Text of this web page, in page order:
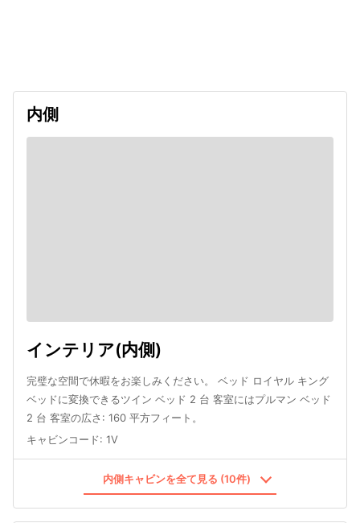
内側
インテリア(内側)
完璧な空間で休暇をお楽しみください。 ベッド ロイヤル キング
ベッドに変換できるツイン ベッド 2 台 客室にはプルマン ベッド
2 台 客室の広さ: 160 平方フィート。
キャビンコード: 1V
内側キャビンを全て見る (10件)